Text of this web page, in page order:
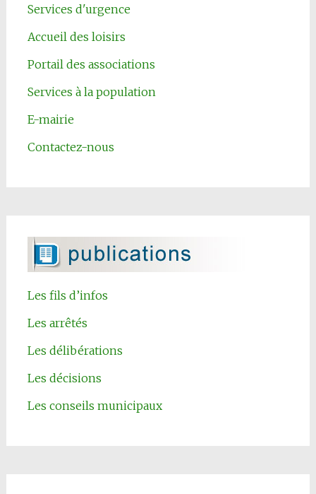
Services d'urgence
Accueil des loisirs
Portail des associations
Services à la population
E-mairie
Contactez-nous
Les fils d’infos
Les arrêtés
Les délibérations
Les décisions
Les conseils municipaux